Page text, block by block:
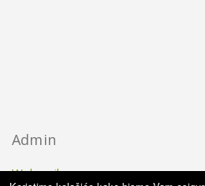
Admin
Webmail